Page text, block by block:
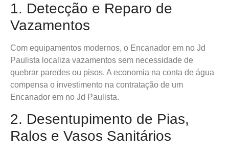
1. Detecção e Reparo de
Vazamentos
Com equipamentos modernos, o Encanador em no Jd
Paulista localiza vazamentos sem necessidade de
quebrar paredes ou pisos. A economia na conta de água
compensa o investimento na contratação de um
Encanador em no Jd Paulista.
2. Desentupimento de Pias,
Ralos e Vasos Sanitários